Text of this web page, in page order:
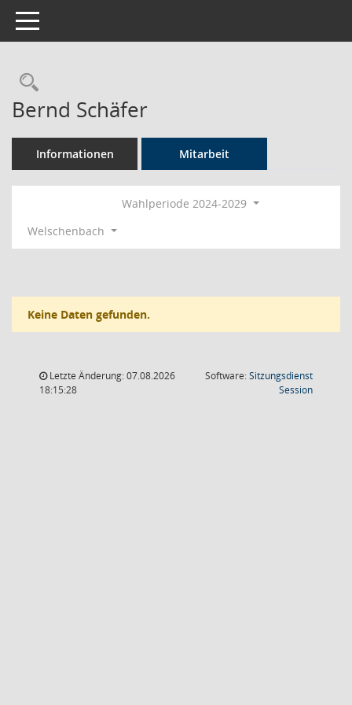
Toggle navigation
Rechercheauswahl
Bernd Schäfer
Informationen Mitarbeit
Wahlperiode 2024-2029
Welschenbach
Keine Daten gefunden.
Letzte Änderung: 07.08.2026
18:15:28
Software:Sitzungsdienst
Session(Wird in